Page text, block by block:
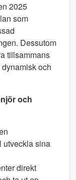
2025
som
Dessutom
tillsammans
och
och
utveckla sina
direkt